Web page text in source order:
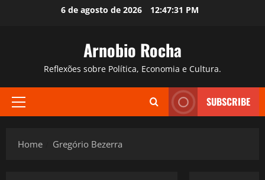
6 de agosto de 2026 12:47:32 PM
Arnobio Rocha
Reflexões sobre Política, Economia e Cultura.
Primary
SUBSCRIBE
Home Gregório Bezerra